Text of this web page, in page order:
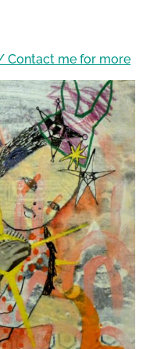
Contact me for more